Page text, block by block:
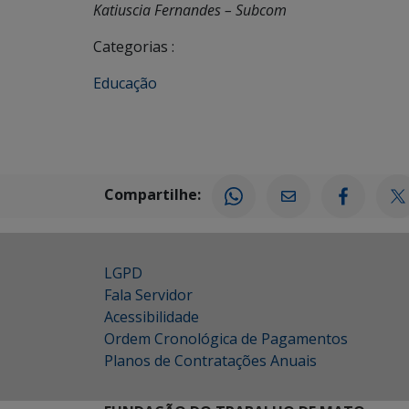
Katiuscia Fernandes – Subcom
Categorias :
Educação
Compartilhe:
LGPD
Fala Servidor
Acessibilidade
Ordem Cronológica de Pagamentos
Planos de Contratações Anuais